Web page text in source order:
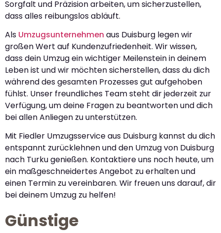
Sorgfalt und Präzision arbeiten, um sicherzustellen,
dass alles reibungslos abläuft.
Als Umzugsunternehmen aus Duisburg legen wir
großen Wert auf Kundenzufriedenheit. Wir wissen,
dass dein Umzug ein wichtiger Meilenstein in deinem
Leben ist und wir möchten sicherstellen, dass du dich
während des gesamten Prozesses gut aufgehoben
fühlst. Unser freundliches Team steht dir jederzeit zur
Verfügung, um deine Fragen zu beantworten und dich
bei allen Anliegen zu unterstützen.
Mit Fiedler Umzugsservice aus Duisburg kannst du dich
entspannt zurücklehnen und den Umzug von Duisburg
nach Turku genießen. Kontaktiere uns noch heute, um
ein maßgeschneidertes Angebot zu erhalten und
einen Termin zu vereinbaren. Wir freuen uns darauf, dir
bei deinem Umzug zu helfen!
Günstige